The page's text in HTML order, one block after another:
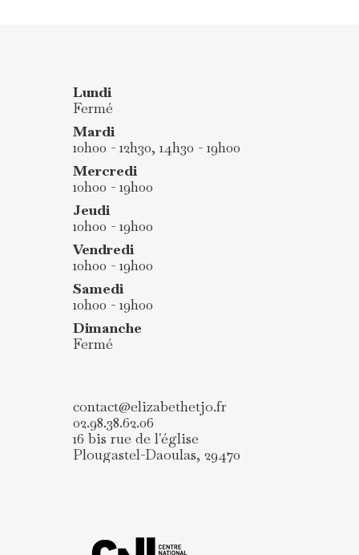
Lundi
Fermé
Mardi
10h00 - 12h30, 14h30 - 19h00
Mercredi
10h00 - 19h00
Jeudi
10h00 - 19h00
Vendredi
10h00 - 19h00
Samedi
10h00 - 19h00
Dimanche
Fermé
contact@elizabethetjo.fr
02.98.38.62.06
16 bis rue de l'église
Plougastel-Daoulas,29470